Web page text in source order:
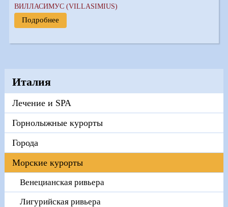
ВИЛЛАСИМУС (VILLASIMIUS)
Подробнее
Италия
Лечение и SPA
Горнолыжные курорты
Города
Морские курорты
Венецианская ривьера
Лигурийская ривьера